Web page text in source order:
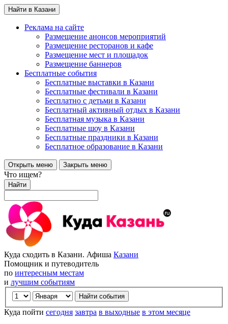
Найти в Казани
Реклама на сайте
Размещение анонсов мероприятий
Размещение ресторанов и кафе
Размещение мест и площадок
Размещение баннеров
Бесплатные события
Бесплатные выставки в Казани
Бесплатные фестивали в Казани
Бесплатно с детьми в Казани
Бесплатный активный отдых в Казани
Бесплатная музыка в Казани
Бесплатные шоу в Казани
Бесплатные праздники в Казани
Бесплатное образование в Казани
Открыть меню Закрыть меню
Что ищем?
Найти
Куда сходить в Казани. Афиша Казани
Помощник и путеводитель
по интересным местам
и лучшим событиям
Куда пойти сегодня завтра в выходные в этом месяце